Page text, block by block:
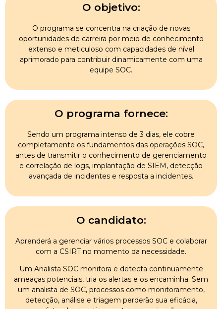
O objetivo:
O programa se concentra na criação de novas
oportunidades de carreira por meio de conhecimento
extenso e meticuloso com capacidades de nível
aprimorado para contribuir dinamicamente com uma
equipe SOC.
O programa fornece:
Sendo um programa intenso de 3 dias, ele cobre
completamente os fundamentos das operações SOC,
antes de transmitir o conhecimento de gerenciamento
e correlação de logs, implantação de SIEM, detecção
avançada de incidentes e resposta a incidentes.
O candidato:
Aprenderá a gerenciar vários processos SOC e colaborar
com a CSIRT no momento da necessidade.
Um Analista SOC monitora e detecta continuamente
ameaças potenciais, tria os alertas e os encaminha. Sem
um analista de SOC, processos como monitoramento,
detecção, análise e triagem perderão sua eficácia,